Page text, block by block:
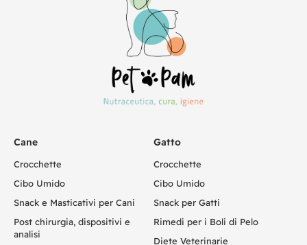
Cane
Crocchette
Cibo Umido
Snack e Masticativi per Cani
Post chirurgia, dispositivi e
analisi
Gatto
Crocchette
Cibo Umido
Snack per Gatti
Rimedi per i Boli di Pelo
Diete Veterinarie